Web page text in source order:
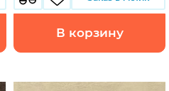
В корзину